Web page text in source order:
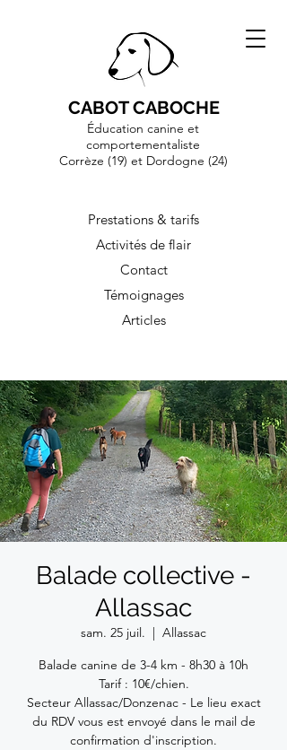
CABOT CABOCHE
Éducation canine et
comportementaliste
Corrèze (19) et Dordogne (24)
Prestations & tarifs
Activités de flair
Contact
Témoignages
Articles
Balade collective -
Allassac
sam. 25 juil.
  |
Allassac
Balade canine de 3-4 km - 8h30 à 10h
Tarif : 10€/chien.
Secteur Allassac/Donzenac - Le lieu exact
du RDV vous est envoyé dans le mail de
confirmation d'inscription.